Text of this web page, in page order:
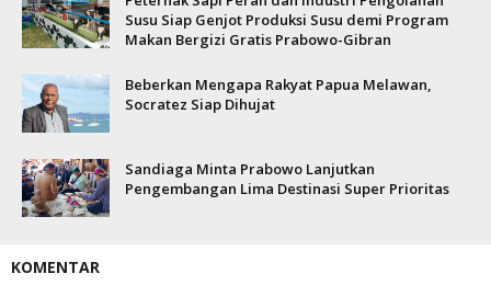
Susu Siap Genjot Produksi Susu demi Program
Makan Bergizi Gratis Prabowo-Gibran
Beberkan Mengapa Rakyat Papua Melawan,
Socratez Siap Dihujat
Sandiaga Minta Prabowo Lanjutkan
Pengembangan Lima Destinasi Super Prioritas
KOMENTAR